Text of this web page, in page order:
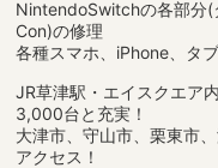
NintendoSwitchの各部分
Con)の修理
各種スマホ、iPhone、タ
JR草津駅・エイスクエア
3,000台と充実！
大津市、守山市、栗東市
アクセス！